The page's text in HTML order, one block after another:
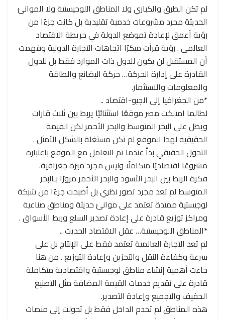
لم تكن الطرق والكباري ولا المناطق اللوجيستية ولا الموانئ
الحديثة مجرد مشروعات خدمية تقليدية بل كانت جزءًا من
رؤية أعمق لإعادة تموضع الدولة في خريطة الاقتصاد
العالمي . رؤية قرأت مبكرًا اتجاهات التجارة الدولية وفهمت
أن المستقبل لن يكون للدول ذات الموارد فقط بل للدول
القادرة على إدارة الحركة… حركة البضائع والطاقة
والمعلومات والاستثمار.
*من الجغرافيا إلى الجيو-اقتصاد ..
لطالما امتلكت مصر موقعًا استثنائيًا يربط بين ثلاث قارات
ويطل على البحر المتوسط والبحر الأحمر لكن القيمة
الحقيقية لهذا الموقع لم تكن مستغلة بالشكل الأمثل .
التحول الحقيقي بدأ عندما تم التعامل مع الموقع باعتباره
مشروعًا اقتصاديًا متكاملًا وليس مجرد ميزة جغرافية.
فكرة الربط بين البحر الأسود والبحر الأحمر مرورًا بـالبحر
المتوسط لم تعد مجرد تصور نظري بل أصبحت جزءًا من شبكة
لوجيستية ممتدة تعتمد على موانئ حديثة ومناطق صناعية
ومراكز توزيع قادرة على إعادة تصدير السلع وربط الأسواق .
*المناطق اللوجيستية… عقل الاقتصاد الحديث ..
لم تعد التجارة العالمية تعتمد فقط على الإنتاج بل على
سرعة وكفاءة النقل والتخزين وإعادة التوزيع . من هنا
جاءت أهمية إنشاء مناطق لوجيستية واقتصادية متكاملة
قادرة على تقديم خدمات القيمة المضافة مثل التصنيع
الخفيف والتجميع وإعادة التصدير.
هذه المناطق لم تخدم الداخل فقط بل تحولت إلى منصات